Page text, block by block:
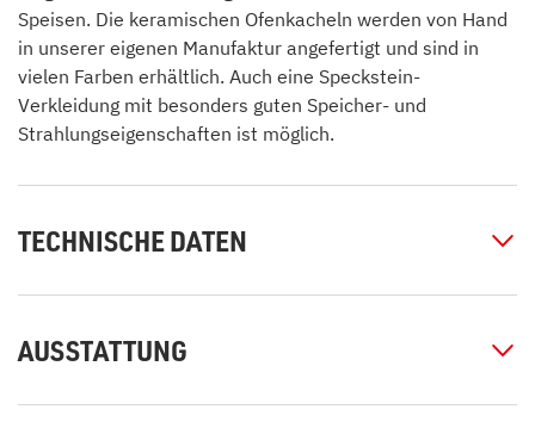
Speisen. Die keramischen Ofenkacheln werden von Hand
in unserer eigenen Manufaktur angefertigt und sind in
vielen Farben erhältlich. Auch eine Speckstein-
Verkleidung mit besonders guten Speicher- und
Strahlungseigenschaften ist möglich.
TECHNISCHE DATEN
AUSSTATTUNG